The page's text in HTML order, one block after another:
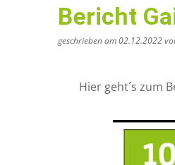
Bericht
geschrieben am 02.12.2022
Hier geht´s zum